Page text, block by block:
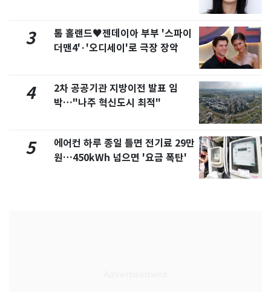
3
톰 홀랜드♥젠데이아 부부 '스파이
더맨4'·'오디세이'로 극장 장악
4
2차 공공기관 지방이전 발표 임
박…"나주 혁신도시 최적"
5
에어컨 하루 종일 틀면 전기료 29만
원…450kWh 넘으면 '요금 폭탄'